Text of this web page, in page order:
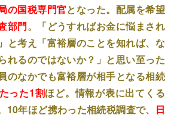
の国税専門官となった。配属を希望
部門。「どうすればお金に悩まされ
と考え「富裕層のことを知れば、な
れるのではないか？」と思い至った
のなかでも富裕層が相手となる相続
たった1割ほど。情報が表に出てくる
10年ほど携わった相続税調査で、
日